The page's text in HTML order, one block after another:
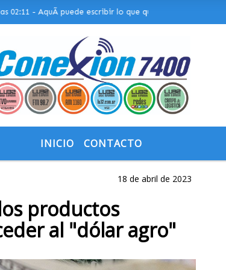
- AquÃ­ puede escribir lo que quiera, o bien puede
INICIO CONTACTO
18 de abril de 2023
productos
al "dólar agro"